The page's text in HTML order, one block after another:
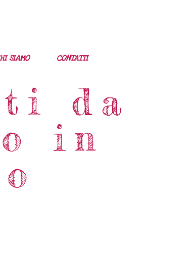
SIAMO CONTATTI
da
in